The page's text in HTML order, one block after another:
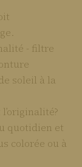
- filtre
soleil à la
quotidien et
colorée ou à